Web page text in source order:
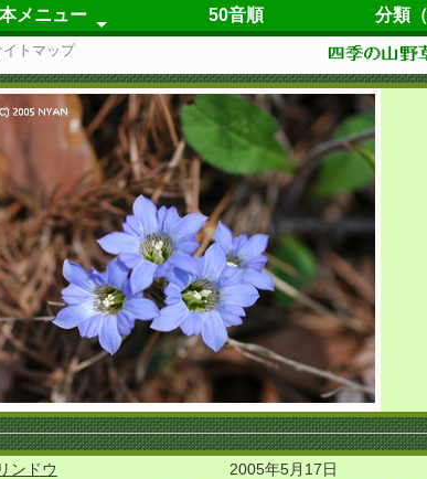
メニュー
の花
場
介
歴
50音順 分類
イトマップ
ンドウ 2005年5月17日